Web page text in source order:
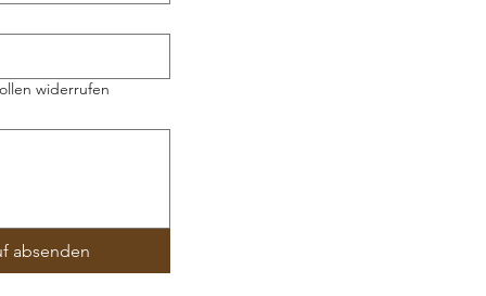
widerrufen
absenden